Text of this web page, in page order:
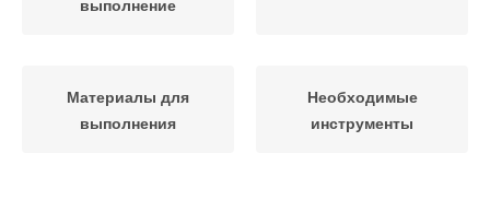
выполнение
Материалы для
выполнения
Необходимые
инструменты